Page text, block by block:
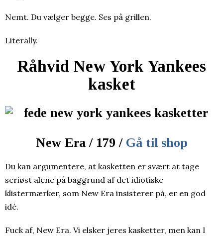
Nemt. Du vælger begge. Ses på grillen.
Literally.
Råhvid New York Yankees
kasket
New Era / 179 / Gå til shop
Du kan argumentere, at kasketten er svært at tage
seriøst alene på baggrund af det idiotiske
klistermærker, som New Era insisterer på, er en god
idé.
Fuck af, New Era. Vi elsker jeres kasketter, men kan I